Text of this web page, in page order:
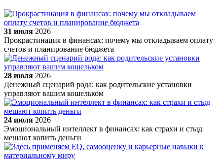
31 июля 2026
Прокрастинация в финансах: почему мы откладываем оплату
счетов и планирование бюджета
28 июля 2026
Денежный сценарий рода: как родительские установки
управляют вашим кошельком
24 июля 2026
Эмоциональный интеллект в финансах: как страхи и стыд
мешают копить деньги